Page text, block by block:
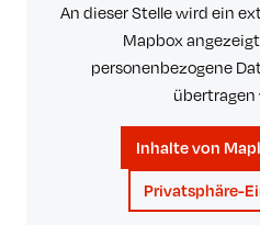
An dieser Stelle wird ein
Mapbox
personenbezogene
übertragen
Inhalte von
Privatsphäre-